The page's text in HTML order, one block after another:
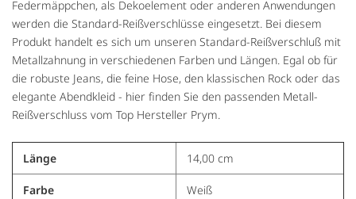
Federmäppchen, als Dekoelement oder anderen Anwendungen
werden die Standard-Reißverschlüsse eingesetzt. Bei diesem
Produkt handelt es sich um unseren Standard-Reißverschluß mit
Metallzahnung in verschiedenen Farben und Längen. Egal ob für
die robuste Jeans, die feine Hose, den klassischen Rock oder das
elegante Abendkleid - hier finden Sie den passenden Metall-
Reißverschluss vom Top Hersteller Prym.
Länge 14,00 cm
Farbe Weiß